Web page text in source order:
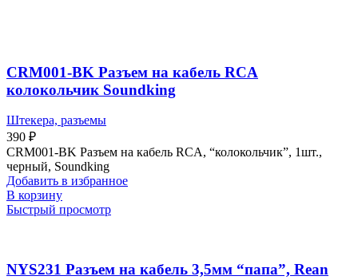
CRM001-BK Разъем на кабель RCA
колокольчик Soundking
Штекера, разъемы
390 ₽
CRM001-BK Разъем на кабель RCA, “колокольчик”, 1шт.,
черный, Soundking
Добавить в избранное
В корзину
Быстрый просмотр
NYS231 Разъем на кабель 3,5мм “папа”, Rean